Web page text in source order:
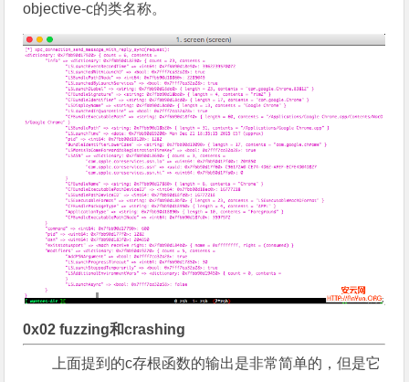
objective-c的类名称。
0x02 fuzzing和crashing
上面提到的c存根函数的输出是非常简单的，但是它